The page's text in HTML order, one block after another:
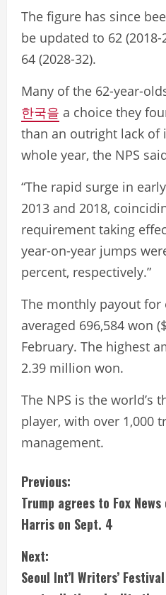
The figure has since
be updated to 62 (2018-
64 (2028-32).
Many of the 62-year-
한국을 a choice they
than an outright lack of
whole year, the NPS
“The rapid surge in
2013 and 2018,
requirement taking
year-on-year jumps
percent, respectively.”
The monthly payout for
averaged 696,584 won
February. The highest
2.39 million won.
The NPS is the world’s
player, with over 1,000
management.
C
o
n
t
Previous:
Trump agrees to Fox
Harris on Sept. 4
Next:
Seoul Int’l Writers’